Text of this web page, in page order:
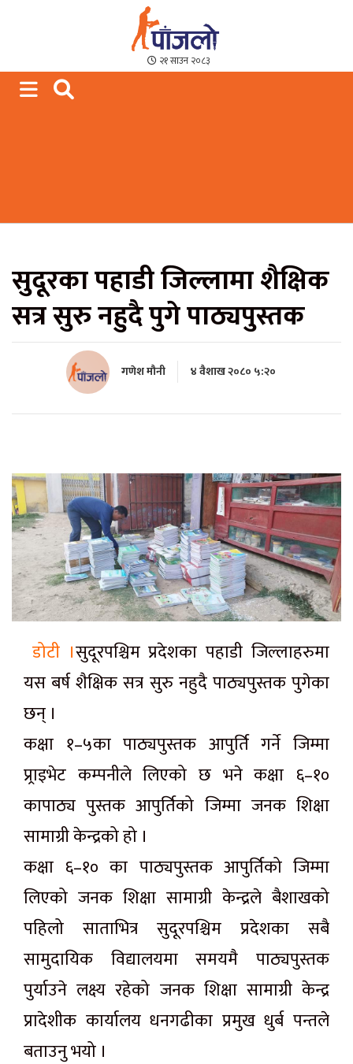
Paajalo News
We are from Far West Nepal
२१ साउन २०८३
सुदूरका पहाडी जिल्लामा शैक्षिक
सत्र सुरु नहुदै पुगे पाठ्यपुस्तक
गणेश मौनी ४ वैशाख २०८० ५:२०
डोटी ।सुदूरपश्चिम प्रदेशका पहाडी जिल्लाहरुमा
यस बर्ष शैक्षिक सत्र सुरु नहुदै पाठ्यपुस्तक पुगेका
छन् ।
कक्षा १–५का पाठ्यपुस्तक आपुर्ति गर्ने जिम्मा
प्र्राइभेट कम्पनीले लिएको छ भने कक्षा ६–१०
कापाठ्य पुस्तक आपुर्तिको जिम्मा जनक शिक्षा
सामाग्री केन्द्रको हो ।
कक्षा ६–१० का पाठ्यपुस्तक आपुर्तिको जिम्मा
लिएको जनक शिक्षा सामाग्री केन्द्रले बैशाखको
पहिलो साताभित्र सुदूरपश्चिम प्रदेशका सबै
सामुदायिक विद्यालयमा समयमै पाठ्यपुस्तक
पुर्याउने लक्ष्य रहेको जनक शिक्षा सामाग्री केन्द्र
प्रादेशीक कार्यालय धनगढीका प्रमुख धुर्ब पन्तले
बताउनु भयो ।